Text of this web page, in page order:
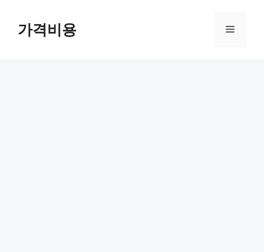
가격비용 메